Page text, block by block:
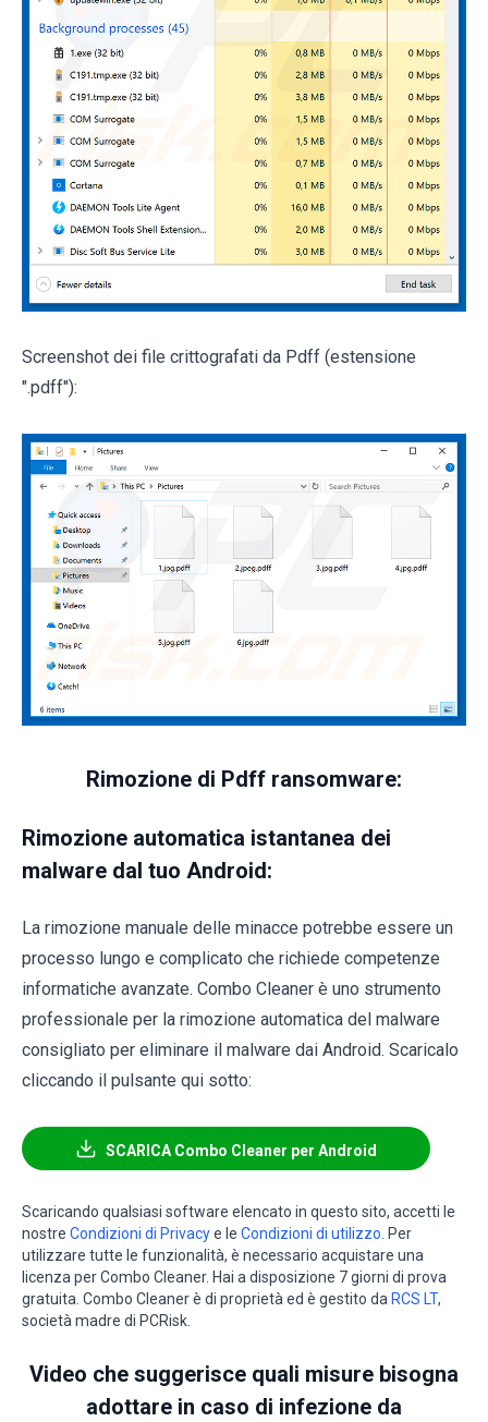
Screenshot dei file crittografati da Pdff (estensione
".pdff"):
Rimozione di Pdff ransomware:
Rimozione automatica istantanea dei
malware dal tuo Android:
La rimozione manuale delle minacce potrebbe essere un
processo lungo e complicato che richiede competenze
informatiche avanzate. Combo Cleaner è uno strumento
professionale per la rimozione automatica del malware
consigliato per eliminare il malware dai Android. Scaricalo
cliccando il pulsante qui sotto:
SCARICA Combo Cleaner per Android
Scaricando qualsiasi software elencato in questo sito, accetti le
nostre Condizioni di Privacye le Condizioni di utilizzo . Per
utilizzare tutte le funzionalità, è necessario acquistare una
licenza per Combo Cleaner. Hai a disposizione 7 giorni di prova
gratuita. Combo Cleaner è di proprietà ed è gestito da RCS LT,
società madre di PCRisk.
Video che suggerisce quali misure bisogna
adottare in caso di infezione da